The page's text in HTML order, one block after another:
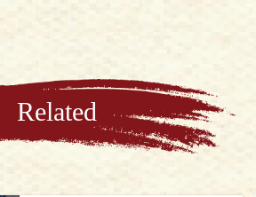
Related